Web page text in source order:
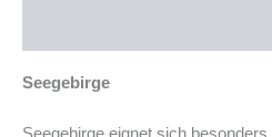
Seegebirge
Seegebirge eignet sich